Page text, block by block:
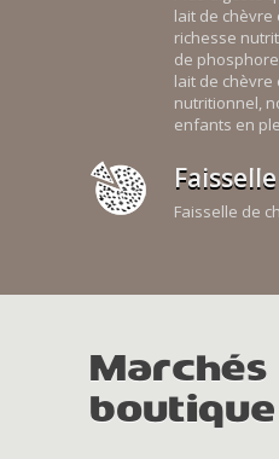
lait de chèvre
richesse
de
lait de chèvre
nutritionnel,
enfants en
Faisselle de
Marchés
boutique